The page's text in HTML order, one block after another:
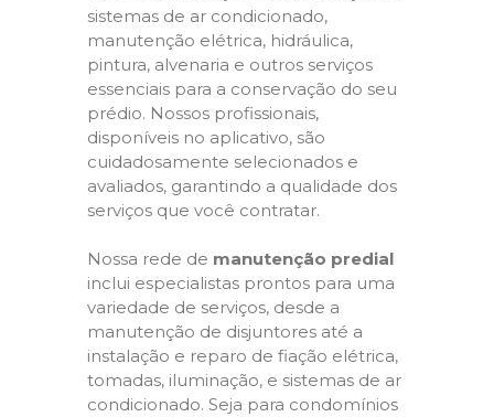
sistemas de ar condicionado,
manutenção elétrica, hidráulica,
pintura, alvenaria e outros serviços
essenciais para a conservação do seu
prédio. Nossos profissionais,
disponíveis no aplicativo, são
cuidadosamente selecionados e
avaliados, garantindo a qualidade dos
serviços que você contratar.
Nossa rede de manutenção predial
inclui especialistas prontos para uma
variedade de serviços, desde a
manutenção de disjuntores até a
instalação e reparo de fiação elétrica,
tomadas, iluminação, e sistemas de ar
condicionado. Seja para condomínios